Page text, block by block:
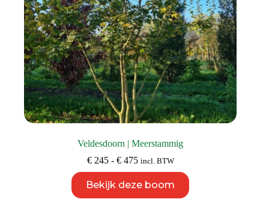
Veldesdoorn | Meerstammig
€245 - €475Prijsklasse:
€ 245
tot
incl. BTW
Bekijk deze boom
product
heeft